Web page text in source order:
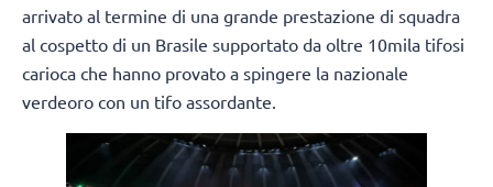
arrivato al termine di una grande prestazione di squadra
al cospetto di un Brasile supportato da oltre 10mila tifosi
carioca che hanno provato a spingere la nazionale
verdeoro con un tifo assordante.